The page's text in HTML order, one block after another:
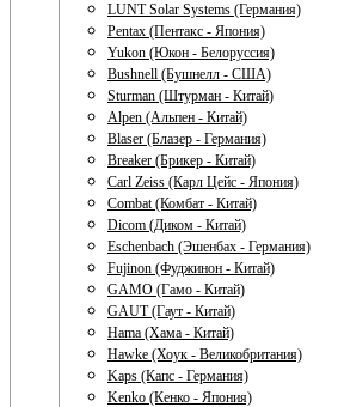
LUNT Solar Systems (Германия)
Pentax (Пентакс - Япония)
Yukon (Юкон - Белоруссия)
Bushnell (Бушнелл - США)
Sturman (Штурман - Китай)
Alpen (Альпен - Китай)
Blaser (Блазер - Германия)
Breaker (Брикер - Китай)
Carl Zeiss (Карл Цейс - Япония)
Combat (Комбат - Китай)
Dicom (Диком - Китай)
Eschenbach (Эшенбах - Германия)
Fujinon (Фуджинон - Китай)
GAMO (Гамо - Китай)
GAUT (Гаут - Китай)
Hama (Хама - Китай)
Hawke (Хоук - Великобритания)
Kaps (Капс - Германия)
Kenko (Кенко - Япония)